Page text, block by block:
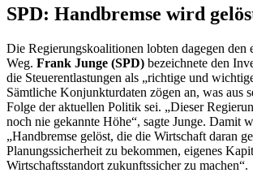
SPD: Handbremse wird
Die Regierungskoalitionen lobten dagegen den
Weg. Frank Junge (SPD) bezeichnete den
die Steuerentlastungen als „richtige und
Sämtliche Konjunkturdaten zögen an, was aus
Folge der aktuellen Politik sei. „Dieser
noch nie gekannte Höhe“, sagte Junge. Damit
„Handbremse gelöst, die die Wirtschaft daran
Planungssicherheit zu bekommen, eigenes
Wirtschaftsstandort zukunftssicher zu machen“.